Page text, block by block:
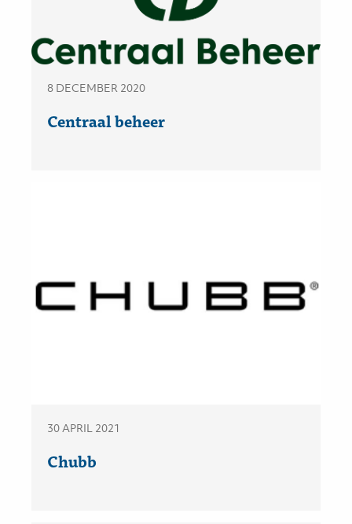
8 DECEMBER 2020
Centraal beheer
30 APRIL 2021
Chubb